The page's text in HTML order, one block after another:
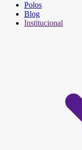
Polos
Blog
Institucional